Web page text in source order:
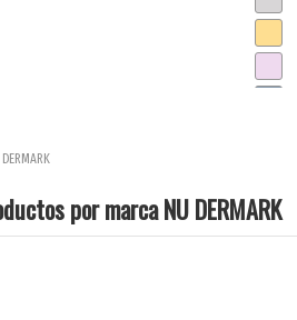
por marca NU DERMARK